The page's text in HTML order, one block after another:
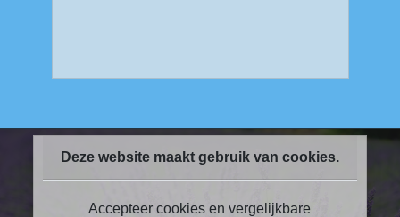
Deze website maakt gebruik van cookies.
Accepteer cookies en vergelijkbare